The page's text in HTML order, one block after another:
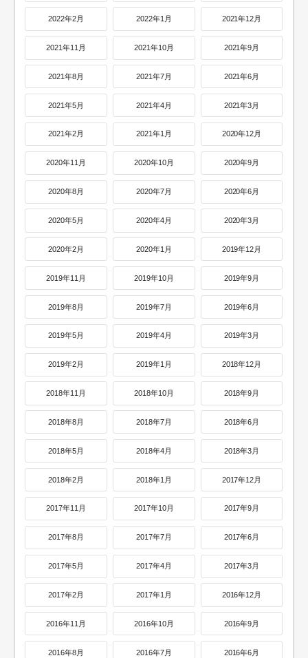
2022年2月 2022年1月 2021年12月
2021年11月 2021年10月 2021年9月
2021年8月 2021年7月 2021年6月
2021年5月 2021年4月 2021年3月
2021年2月 2021年1月 2020年12月
2020年11月 2020年10月 2020年9月
2020年8月 2020年7月 2020年6月
2020年5月 2020年4月 2020年3月
2020年2月 2020年1月 2019年12月
2019年11月 2019年10月 2019年9月
2019年8月 2019年7月 2019年6月
2019年5月 2019年4月 2019年3月
2019年2月 2019年1月 2018年12月
2018年11月 2018年10月 2018年9月
2018年8月 2018年7月 2018年6月
2018年5月 2018年4月 2018年3月
2018年2月 2018年1月 2017年12月
2017年11月 2017年10月 2017年9月
2017年8月 2017年7月 2017年6月
2017年5月 2017年4月 2017年3月
2017年2月 2017年1月 2016年12月
2016年11月 2016年10月 2016年9月
2016年8月 2016年7月 2016年6月